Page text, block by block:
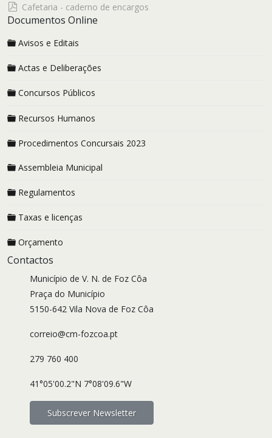
pdf
Cafetaria - caderno de encargos
Documentos Online
Avisos e Editais
Actas e Deliberações
Concursos Públicos
Recursos Humanos
Procedimentos Concursais 2023
Assembleia Municipal
Regulamentos
Taxas e licenças
Orçamento
Contactos
Município de V. N. de Foz Côa
Praça do Município
5150-642 Vila Nova de Foz Côa
correio@cm-fozcoa.pt
279 760 400
41°05'00.2"N 7°08'09.6"W
Subscrever Newsletter